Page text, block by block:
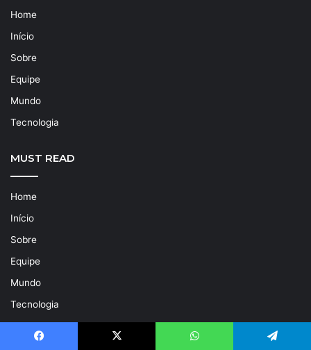
Home
Início
Sobre
Equipe
Mundo
Tecnologia
MUST READ
Home
Início
Sobre
Equipe
Mundo
Tecnologia
IMPORTANT LINKS